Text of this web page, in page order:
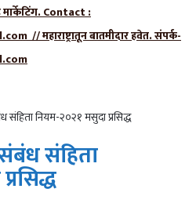
मार्केटिंग. Contact :
// महाराष्ट्रातून बातमीदार हवेत. संपर्क-
संहिता नियम-२०२१ मसुदा प्रसिद्ध
संबंध संहिता